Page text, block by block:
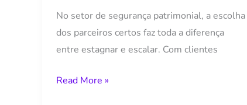
No setor de segurança patrimonial, a escolha
dos parceiros certos faz toda a diferença
entre estagnar e escalar. Com clientes
para
empresas
Read More »